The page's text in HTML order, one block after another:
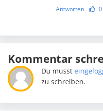
Antworten 0
Kommentar
Du musst
zu schreiben.